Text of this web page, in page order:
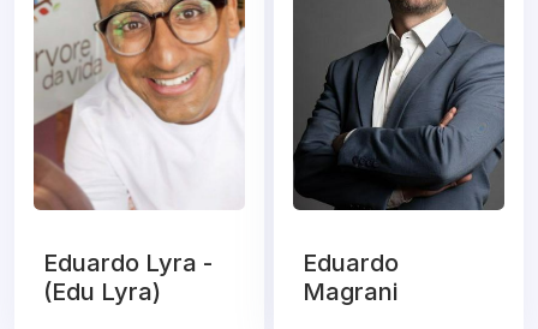
Eduardo Lyra -
(Edu Lyra)
Eduardo
Magrani